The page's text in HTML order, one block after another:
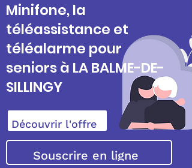
Minifone, la
téléassistance et
téléalarme pour
seniors à LA BALME-DE-
SILLINGY
Découvrir l'offre
Souscrire en ligne